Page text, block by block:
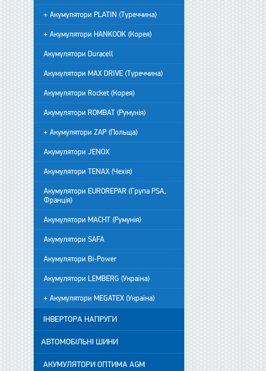
+ Акумулятори PLATIN (Туреччина)
+ Акумулятори HANKOOK (Корея)
Акумулятори Duracell
Акумулятори MAX DRIVE (Туреччина)
Акумулятори Rocket (Корея)
Акумулятори ROMBAT (Румунія)
+ Акумулятори ZAP (Польща)
Акумулятори JENOX
Акумулятори TENAX (Чехія)
Акумулятори EUROREPAR (Група PSA,
Франція)
Акумулятори MACHT (Румунія)
Акумулятори SAFA
Акумулятори Bi-Power
Акумулятори LEMBERG (Україна)
+ Акумулятори MEGATEX (Україна)
ІНВЕРТОРА НАПРУГИ
АВТОМОБІЛЬНІ ШИНИ
АКУМУЛЯТОРИ ОПТИМА AGM